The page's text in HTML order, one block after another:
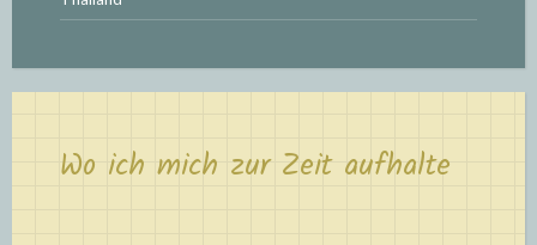
Wo ich mich zur Zeit aufhalte